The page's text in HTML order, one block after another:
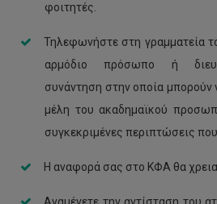
φοιτητές.
Τηλεφωνήστε στη γραμματεία
αρμόδιο πρόσωπο ή
συνάντηση στην οποία μπορούν
μέλη του ακαδημαϊκού
συγκεκριμένες περιπτώσεις
Η αναφορά σας στο ΚΦΑ θα